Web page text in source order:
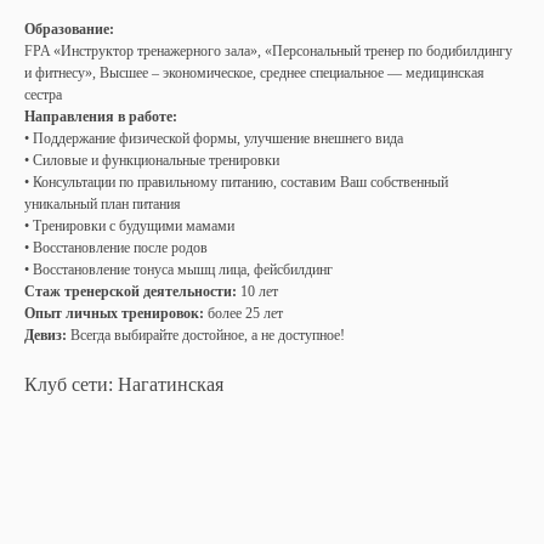
Образование:
FPA «Инструктор тренажерного зала», «Персональный тренер по бодибилдингу
и фитнесу», Высшее – экономическое, среднее специальное — медицинская
сестра
Направления в работе:
• Поддержание физической формы, улучшение внешнего вида
• Силовые и функциональные тренировки
• Консультации по правильному питанию, составим Ваш собственный
уникальный план питания
• Тренировки с будущими мамами
• Восстановление после родов
• Восстановление тонуса мышц лица, фейсбилдинг
Стаж тренерской деятельности: 10 лет
Опыт личных тренировок: более 25 лет
Девиз: Всегда выбирайте достойное, а не доступное!
Клуб сети: Нагатинская